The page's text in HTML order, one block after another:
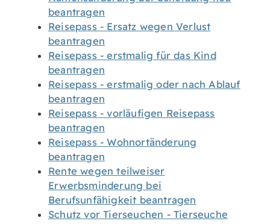
beantragen
Reisepass - Ersatz wegen Verlust
beantragen
Reisepass - erstmalig für das Kind
beantragen
Reisepass - erstmalig oder nach Ablauf
beantragen
Reisepass - vorläufigen Reisepass
beantragen
Reisepass - Wohnortänderung
beantragen
Rente wegen teilweiser
Erwerbsminderung bei
Berufsunfähigkeit beantragen
Schutz vor Tierseuchen - Tierseuche